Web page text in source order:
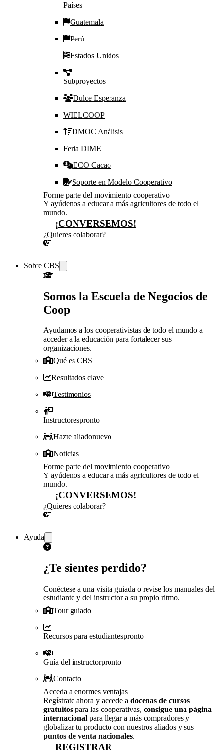
Países
Guatemala
Perú
Estados Unidos
Subproyectos
Dulce Esperanza
WIELCOOP
DMOC Análisis
Feria DIME
ECO Cacao
Soporte en Modelo Cooperativo
Forme parte del movimiento cooperativo
Y ayúdenos a educar a más agricultores de todo el
mundo.
¡CONVERSEMOS!
¿Quieres colaborar?
Sobre CBS
Somos la Escuela de Negocios de
Coop
Ayudamos a los cooperativistas de todo el mundo a
acceder a la educación para fortalecer sus
organizaciones.
Qué es CBS
Resultados clave
Testimonios
Instructorespronto
Hazte aliadonuevo
Noticias
Forme parte del movimiento cooperativo
Y ayúdenos a educar a más agricultores de todo el
mundo.
¡CONVERSEMOS!
¿Quieres colaborar?
Ayuda
¿Te sientes perdido?
Conéctese a una visita guiada o revise los manuales del
estudiante y del instructor a su propio ritmo.
Tour guiado
Recursos para estudiantespronto
Guía del instructorpronto
Contacto
Acceda a enormes ventajas
Regístrate ahora y accede a docenas de cursos
gratuitos para las cooperativas, consigue una página
internacional para llegar a más compradores y
globalizar tu producto con nuestros aliados y sus
puntos de venta nacionales.
REGISTRAR